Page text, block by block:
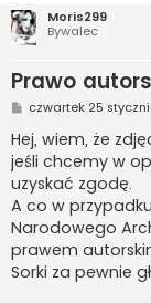
Moris299
Bywalec
Prawo
P
s
t
czwartek 25
Hej, wiem, że
jeśli chcemy w
uzyskać zgodę.
A co w
Narodowego
prawem
Sorki za pewnie